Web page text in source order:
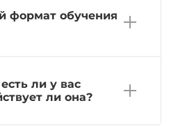
формат обучения
ли у вас
ли она?